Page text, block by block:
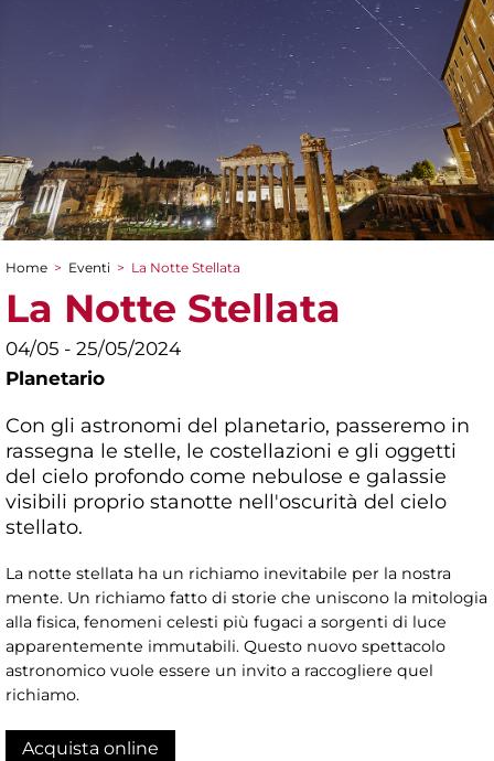
Tu sei qui
Home > Eventi > La Notte Stellata
La Notte Stellata
04/05 - 25/05/2024
Planetario
Con gli astronomi del planetario, passeremo in
rassegna le stelle, le costellazioni e gli oggetti
del cielo profondo come nebulose e galassie
visibili proprio stanotte nell'oscurità del cielo
stellato.
La notte stellata ha un richiamo inevitabile per la nostra
mente. Un richiamo fatto di storie che uniscono la mitologia
alla fisica, fenomeni celesti più fugaci a sorgenti di luce
apparentemente immutabili. Questo nuovo spettacolo
astronomico vuole essere un invito a raccogliere quel
richiamo.
Acquista online